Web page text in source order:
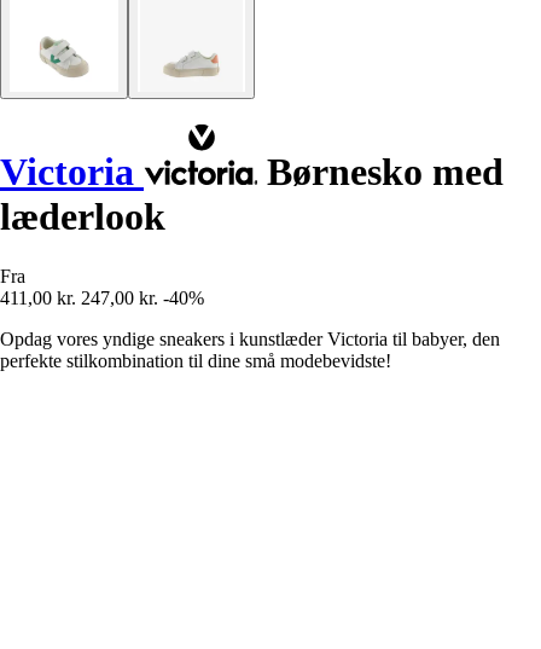
Victoria
Børnesko med
læderlook
Fra
411,00 kr. 247,00 kr. -40%
Opdag vores yndige sneakers i kunstlæder Victoria til babyer, den
perfekte stilkombination til dine små modebevidste!